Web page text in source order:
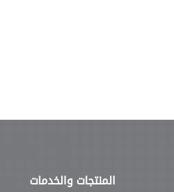
المنتجات والخدمات